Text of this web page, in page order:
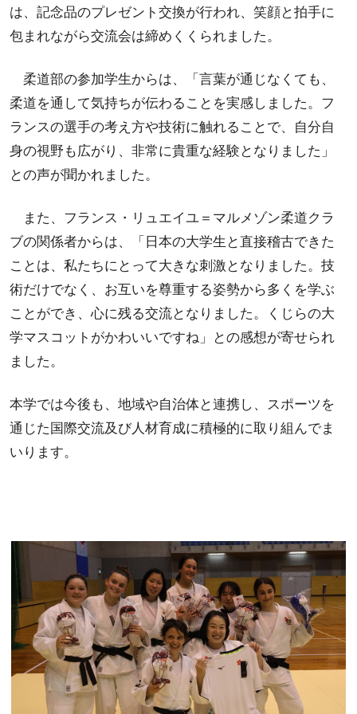
は、記念品のプレゼント交換が行われ、笑顔と拍手に
包まれながら交流会は締めくくられました。
柔道部の参加学生からは、「言葉が通じなくても、
柔道を通して気持ちが伝わることを実感しました。フ
ランスの選手の考え方や技術に触れることで、自分自
身の視野も広がり、非常に貴重な経験となりました」
との声が聞かれました。
また、フランス・リュエイユ＝マルメゾン柔道クラ
ブの関係者からは、「日本の大学生と直接稽古できた
ことは、私たちにとって大きな刺激となりました。技
術だけでなく、お互いを尊重する姿勢から多くを学ぶ
ことができ、心に残る交流となりました。くじらの大
学マスコットがかわいいですね」との感想が寄せられ
ました。
本学では今後も、地域や自治体と連携し、スポーツを
通じた国際交流及び人材育成に積極的に取り組んでま
いります。